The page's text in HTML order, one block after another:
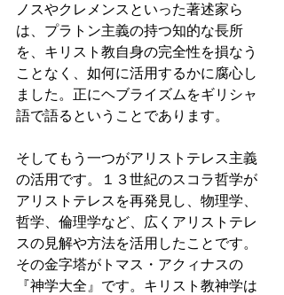
ノスやクレメンスといった著述家ら
は、プラトン主義の持つ知的な長所
を、キリスト教自身の完全性を損なう
ことなく、如何に活用するかに腐心し
ました。正にヘブライズムをギリシャ
語で語るということであります。
そしてもう一つがアリストテレス主義
の活用です。１３世紀のスコラ哲学が
アリストテレスを再発見し、物理学、
哲学、倫理学など、広くアリストテレ
スの見解や方法を活用したことです。
その金字塔がトマス・アクィナスの
『神学大全』です。キリスト教神学は